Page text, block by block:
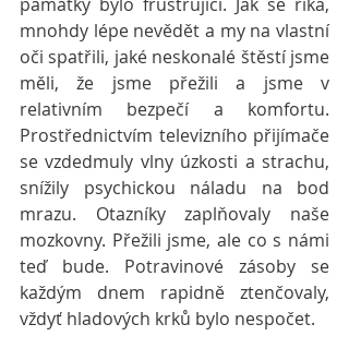
mnohdy lépe nevědět a my na vlastní
oči spatřili, jaké neskonalé štěstí jsme
měli, že jsme přežili a jsme v
relativním bezpečí a komfortu.
Prostřednictvím televizního přijímače
se vzdedmuly vlny úzkosti a strachu,
snížily psychickou náladu na bod
mrazu. Otazníky zaplňovaly naše
mozkovny. Přežili jsme, ale co s námi
teď bude. Potravinové zásoby se
každým dnem rapidně ztenčovaly,
vždyť hladových krků bylo nespočet.